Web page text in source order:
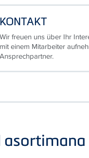
KONTAKT
mit einem Mitarbeiter
Ansprechpartner.
asortimana